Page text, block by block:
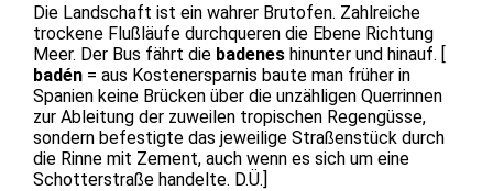
Die Landschaft ist ein wahrer Brutofen. Zahlreiche
trockene Flußläufe durchqueren die Ebene Richtung
Meer. Der Bus fährt die badenes hinunter und hinauf. [
badén = aus Kostenersparnis baute man früher in
Spanien keine Brücken über die unzähligen Querrinnen
zur Ableitung der zuweilen tropischen Regengüsse,
sondern befestigte das jeweilige Straßenstück durch
die Rinne mit Zement, auch wenn es sich um eine
Schotterstraße handelte. D.Ü.]